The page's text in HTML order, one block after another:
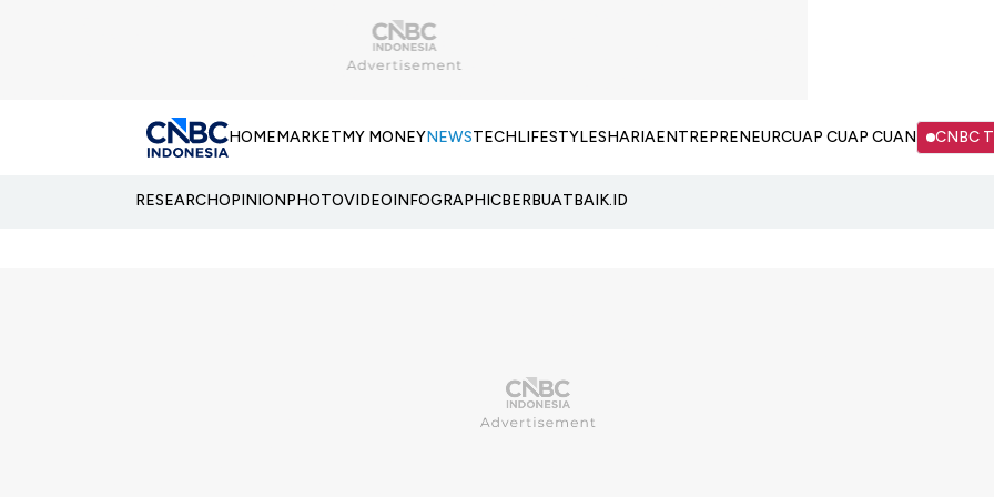
HOMEMARKETMY MONEYNEWSTECHLIFESTYLESHARIAENTREPRENEURCUAP CUAP CUAN CNBC
RESEARCHOPINIONPHOTOVIDEOINFOGRAPHICBERBUATBAIK.ID